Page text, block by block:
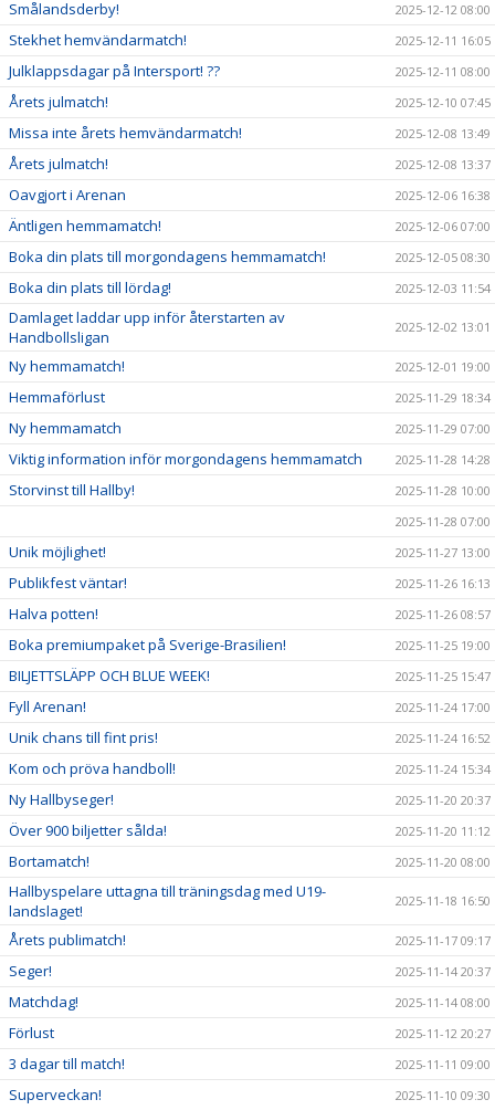
Smålandsderby! 2025-12-12 08:00
Stekhet hemvändarmatch! 2025-12-11 16:05
Julklappsdagar på Intersport! ?? 2025-12-11 08:00
Årets julmatch! 2025-12-10 07:45
Missa inte årets hemvändarmatch! 2025-12-08 13:49
Årets julmatch! 2025-12-08 13:37
Oavgjort i Arenan 2025-12-06 16:38
Äntligen hemmamatch! 2025-12-06 07:00
Boka din plats till morgondagens hemmamatch! 2025-12-05 08:30
Boka din plats till lördag! 2025-12-03 11:54
Damlaget laddar upp inför återstarten av
Handbollsligan
2025-12-02 13:01
Ny hemmamatch! 2025-12-01 19:00
Hemmaförlust 2025-11-29 18:34
Ny hemmamatch 2025-11-29 07:00
Viktig information inför morgondagens hemmamatch 2025-11-28 14:28
Storvinst till Hallby!
2025-11-28 10:00
2025-11-28 07:00
Unik möjlighet! 2025-11-27 13:00
Publikfest väntar! 2025-11-26 16:13
Halva potten! 2025-11-26 08:57
Boka premiumpaket på Sverige-Brasilien! 2025-11-25 19:00
BILJETTSLÄPP OCH BLUE WEEK! 2025-11-25 15:47
Fyll Arenan! 2025-11-24 17:00
Unik chans till fint pris! 2025-11-24 16:52
Kom och pröva handboll! 2025-11-24 15:34
Ny Hallbyseger! 2025-11-20 20:37
Över 900 biljetter sålda! 2025-11-20 11:12
Bortamatch! 2025-11-20 08:00
Hallbyspelare uttagna till träningsdag med U19-
landslaget!
2025-11-18 16:50
Årets publimatch! 2025-11-17 09:17
Seger! 2025-11-14 20:37
Matchdag! 2025-11-14 08:00
Förlust 2025-11-12 20:27
3 dagar till match! 2025-11-11 09:00
Superveckan! 2025-11-10 09:30